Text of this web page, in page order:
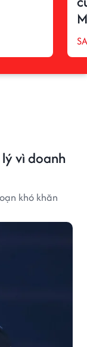
vì doanh
khó khăn